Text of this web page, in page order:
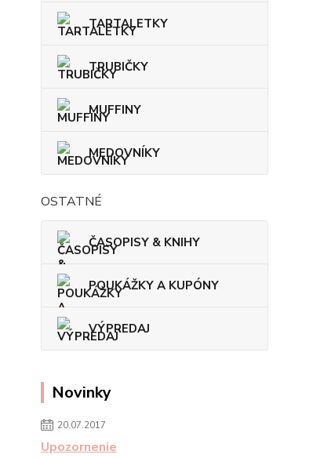
TARTALETKY
TRUBIČKY
MUFFINY
MEDOVNÍKY
OSTATNÉ
ČASOPISY & KNIHY
POUKÁŽKY A KUPÓNY
VÝPREDAJ
Novinky
20.07.2017
Upozornenie